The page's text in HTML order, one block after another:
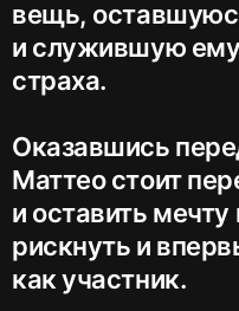
вещь,
и служившую
страха.
Оказавшись
Маттео стоит
и оставить
рискнуть и
как участник.